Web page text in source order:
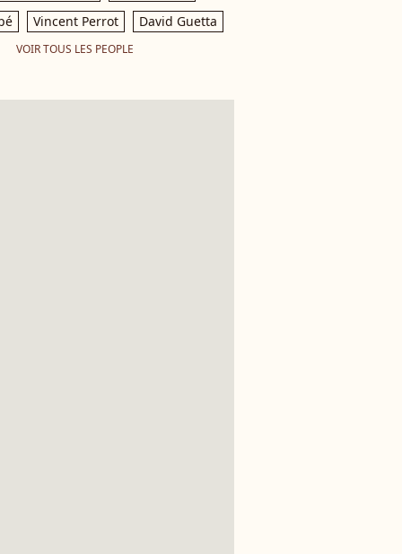
Vincent Perrot David Guetta
VOIR TOUS LES PEOPLE